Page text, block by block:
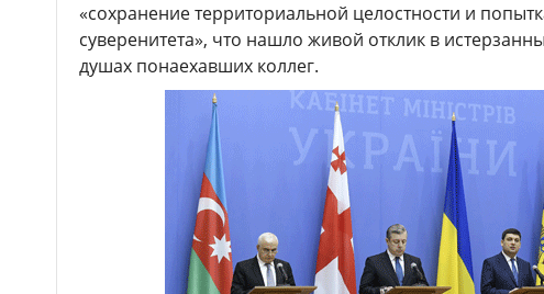
«сохранение территориальной целостности и
суверенитета», что нашло живой отклик в
душах понаехавших коллег.